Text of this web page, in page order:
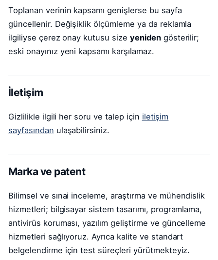
Toplanan verinin kapsamı genişlerse bu sayfa
güncellenir. Değişiklik ölçümleme ya da reklamla
ilgiliyse çerez onay kutusu size yenidengösterilir;
eski onayınız yeni kapsamı karşılamaz.
İletişim
Gizlilikle ilgili her soru ve talep için iletişim
sayfasından ulaşabilirsiniz.
Marka ve patent
Bilimsel ve sınai inceleme, araştırma ve mühendislik
hizmetleri; bilgisayar sistem tasarımı, programlama,
antivirüs koruması, yazılım geliştirme ve güncelleme
hizmetleri sağlıyoruz. Ayrıca kalite ve standart
belgelendirme için test süreçleri yürütmekteyiz.